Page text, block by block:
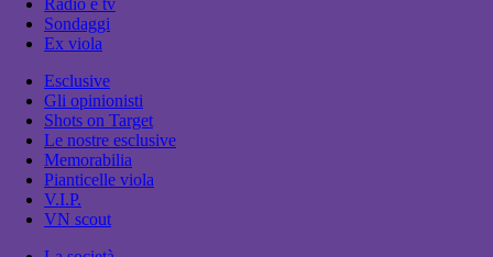
Radio e tv
Sondaggi
Ex viola
Esclusive
Gli opinionisti
Shots on Target
Le nostre esclusive
Memorabilia
Pianticelle viola
V.I.P.
VN scout